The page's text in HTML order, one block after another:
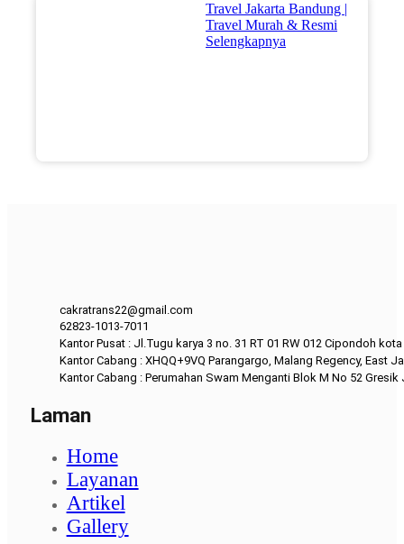
Travel Jakarta Bandung |
Travel Murah & Resmi
Selengkapnya
cakratrans22@gmail.com
62823-1013-7011
Kantor Pusat : Jl.Tugu karya 3 no. 31 RT 01 RW 012 Cipondoh
Kantor Cabang : XHQQ+9VQ Parangargo, Malang Regency, East
Kantor Cabang : Perumahan Swam Menganti Blok M No 52 Gresik
Laman
Home
Layanan
Artikel
Gallery